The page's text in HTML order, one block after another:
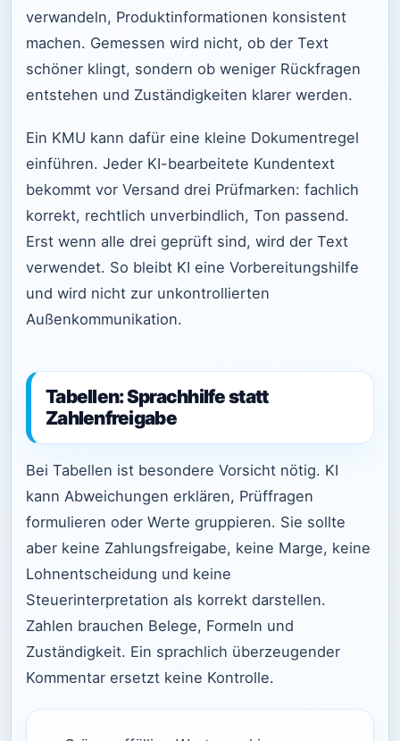
verwandeln, Produktinformationen konsistent
machen. Gemessen wird nicht, ob der Text
schöner klingt, sondern ob weniger Rückfragen
entstehen und Zuständigkeiten klarer werden.
Ein KMU kann dafür eine kleine Dokumentregel
einführen. Jeder KI-bearbeitete Kundentext
bekommt vor Versand drei Prüfmarken: fachlich
korrekt, rechtlich unverbindlich, Ton passend.
Erst wenn alle drei geprüft sind, wird der Text
verwendet. So bleibt KI eine Vorbereitungshilfe
und wird nicht zur unkontrollierten
Außenkommunikation.
Tabellen: Sprachhilfe statt
Zahlenfreigabe
Bei Tabellen ist besondere Vorsicht nötig. KI
kann Abweichungen erklären, Prüffragen
formulieren oder Werte gruppieren. Sie sollte
aber keine Zahlungsfreigabe, keine Marge, keine
Lohnentscheidung und keine
Steuerinterpretation als korrekt darstellen.
Zahlen brauchen Belege, Formeln und
Zuständigkeit. Ein sprachlich überzeugender
Kommentar ersetzt keine Kontrolle.